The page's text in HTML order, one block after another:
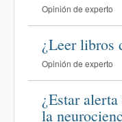
Opinión de experto
¿Leer libros
Opinión de experto
¿Estar
la